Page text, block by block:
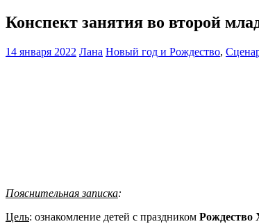
Конспект занятия во второй
14 января 2022 Лана Новый год и Рождество,
Пояснительная записка:
Цель: ознакомление детей с праздником Рождество